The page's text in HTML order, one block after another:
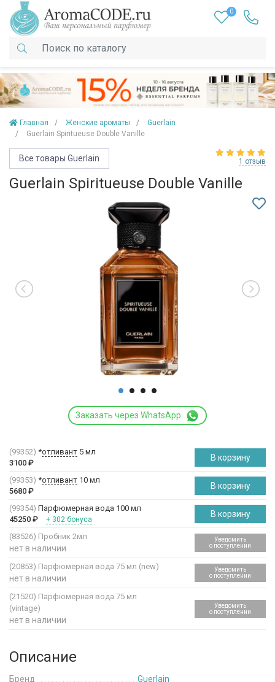
0
Главная Женские ароматы
Guerlain
Guerlain Spiritueuse Double Vanille
Все товары Guerlain 1 отзыв
Guerlain Spiritueuse Double Vanille
Заказать через WhatsApp
(99352) *отливант 5 мл
3100 ₽
В корзину
(99353) *отливант 10 мл
5680 ₽
В корзину
(99354) Парфюмерная вода 100 мл
45250 ₽ + 302 бонуса
В корзину
(83526) Пробник 2мл
нет в наличии
Уведомить
о поступлении
(20853) Парфюмерная вода 75 мл (new)
нет в наличии
Уведомить
о поступлении
(21520) Парфюмерная вода 75 мл
(vintage)
нет в наличии
Уведомить
о поступлении
Описание
Бренд
Guerlain